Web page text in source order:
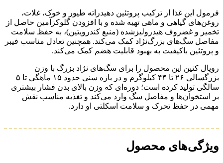
فرمول این غذا از ترکیب پروتئین دهیدراته طیور و خوک، غلات،
روغن‌های گیاهی و ماهی تهیه شده و با افزودن گلوکزآمین حاصل از
تخمیر و غضروف هیدرولیزشده (منبع کندرویتین)، به حفظ سلامت
مفاصل سگ‌های بزرگ‌نژاد کمک می‌کند. همچنین تعادل مناسب فیبر
و پروتئین باکیفیت به بهبود قابلیت هضم کمک می‌کند.
رویال کنین این محصول را برای سگ‌های نژاد بزرگ با وزن
بزرگسالی ۲۶ تا ۴۴ کیلوگرم و در بازه سنی حدود ۱۵ ماهگی تا ۵
سالگی تولید کرده است؛ دوره‌ای که وزن بالای بدن فشار بیشتری
بر استخوان‌ها و مفاصل سگ وارد می‌کند و تغذیه مناسب نقش
مهمی در حفظ تحرک و سلامت اسکلتی او دارد.
ویژگی‌های محصول